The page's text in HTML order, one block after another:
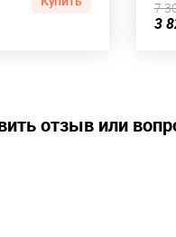
3
7
отзыв или